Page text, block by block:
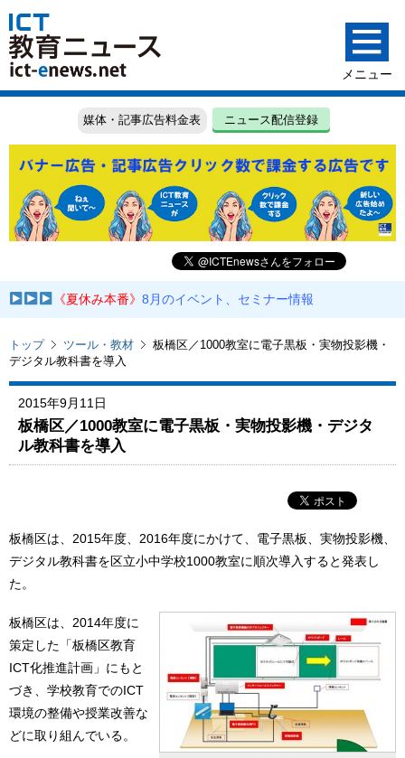
媒体・記事広告料金表 ニュース配信登録
《夏休み本番》8月のイベント、セミナー情報
トップ ツール・教材
板橋区／1000教室に電子黒板・実物投影機・
デジタル教科書を導入
2015年9月11日
板橋区／1000教室に電子黒板・実物投影機・デジタ
ル教科書を導入
板橋区は、2015年度、2016年度にかけて、電子黒板、実物投影機、
デジタル教科書を区立小中学校1000教室に順次導入すると発表し
た。
板橋区は、2014年度に
策定した「板橋区教育
ICT化推進計画」にもと
づき、学校教育でのICT
環境の整備や授業改善な
どに取り組んでいる。